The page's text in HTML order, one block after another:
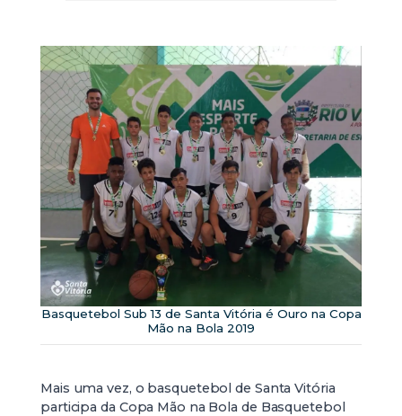
Basquetebol Sub 13 de Santa Vitória é Ouro na Copa
Mão na Bola 2019
Mais uma vez, o basquetebol de Santa Vitória
participa da Copa Mão na Bola de Basquetebol